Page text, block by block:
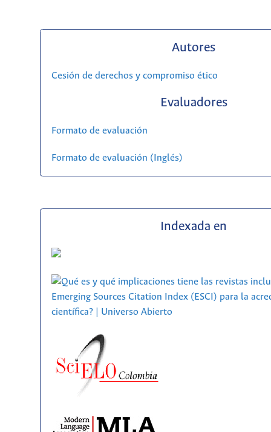
Autores
Cesión de derechos y compromiso ético
Evaluadores
Formato de evaluación
Formato de evaluación (Inglés)
Indexada en